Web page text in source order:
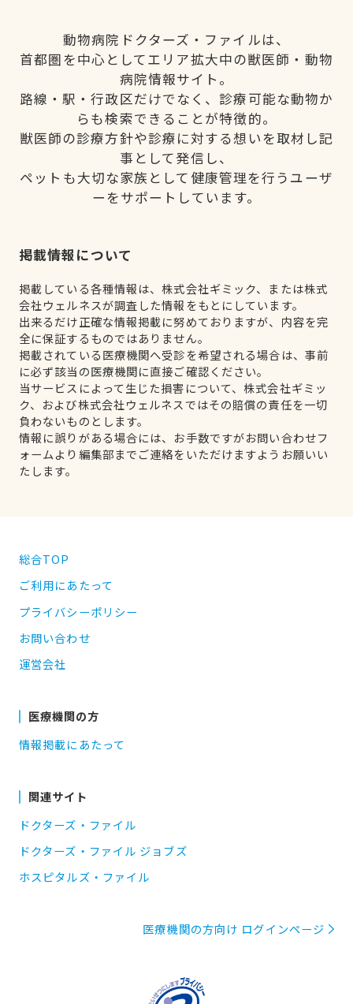
動物病院ドクターズ・ファイルは、
首都圏を中心としてエリア拡大中の獣医師・動物
病院情報サイト。
路線・駅・行政区だけでなく、診療可能な動物か
らも検索できることが特徴的。
獣医師の診療方針や診療に対する想いを取材し記
事として発信し、
ペットも大切な家族として健康管理を行うユーザ
ーをサポートしています。
掲載情報について
掲載している各種情報は、株式会社ギミック、または株式
会社ウェルネスが調査した情報をもとにしています。
出来るだけ正確な情報掲載に努めておりますが、内容を完
全に保証するものではありません。
掲載されている医療機関へ受診を希望される場合は、事前
に必ず該当の医療機関に直接ご確認ください。
当サービスによって生じた損害について、株式会社ギミッ
ク、および株式会社ウェルネスではその賠償の責任を一切
負わないものとします。
情報に誤りがある場合には、お手数ですがお問い合わせフ
ォームより編集部までご連絡をいただけますようお願いい
たします。
総合TOP
ご利用にあたって
プライバシーポリシー
お問い合わせ
運営会社
医療機関の方
情報掲載にあたって
関連サイト
ドクターズ・ファイル
ドクターズ・ファイル ジョブズ
ホスピタルズ・ファイル
医療機関の方向け ログインページ